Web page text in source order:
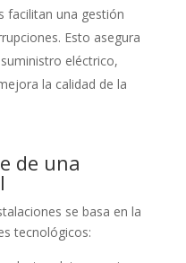
facilitan una gestión
Esto asegura
eléctrico,
la calidad de la
de una
se basa en la
tecnológicos: